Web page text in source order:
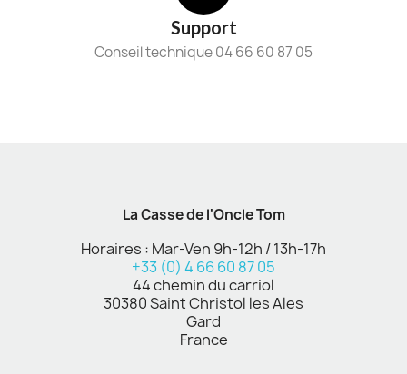
Support
Conseil technique 04 66 60 87 05
La Casse de l'Oncle Tom
Horaires : Mar-Ven 9h-12h / 13h-17h
+33 (0) 4 66 60 87 05
44 chemin du carriol
30380 Saint Christol les Ales
Gard
France